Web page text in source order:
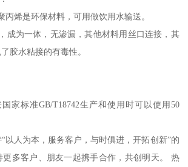
丙烯是环保材料，可用做饮用水输送。
成为一体，无渗漏，其他材料用丝口连接，其
胶水粘接的有毒性。
家标准GB/T18742生产和使用时可以使用50
以人为本，服务客户，与时俱进，开拓创新”的
多客户、朋友一起携手合作，共创明天。 热